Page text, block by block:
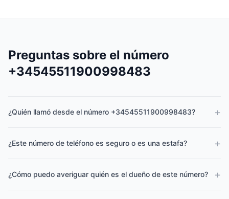
Preguntas sobre el número
+34545511900998483
¿Quién llamó desde el número +34545511900998483? +
¿Este número de teléfono es seguro o es una estafa? +
¿Cómo puedo averiguar quién es el dueño de este número? +